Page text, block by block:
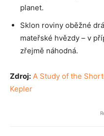
planet.
Sklon roviny oběžné
mateřské hvězdy – v
zřejmě náhodná.
Zdroj: A Study of the
Kepler